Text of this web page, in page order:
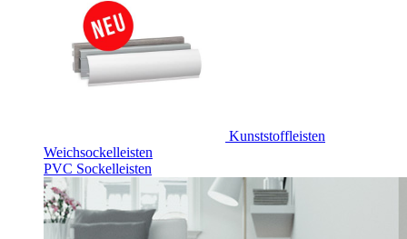
Kunststoffleisten
Weichsockelleisten
PVC Sockelleisten